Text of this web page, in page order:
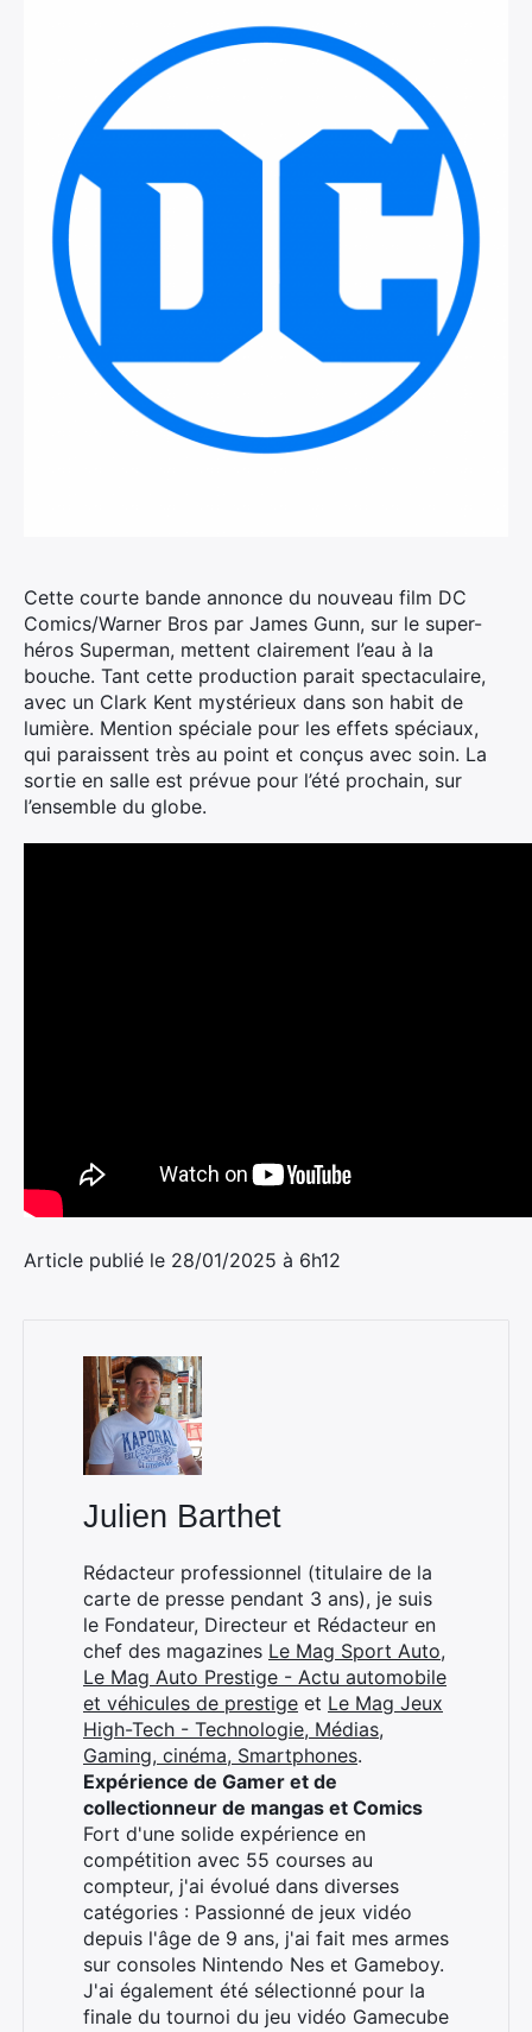
Cette courte bande annonce du nouveau film DC
Comics/Warner Bros par James Gunn, sur le super-
héros Superman, mettent clairement l’eau à la
bouche. Tant cette production parait spectaculaire,
avec un Clark Kent mystérieux dans son habit de
lumière. Mention spéciale pour les effets spéciaux,
qui paraissent très au point et conçus avec soin. La
sortie en salle est prévue pour l’été prochain, sur
l’ensemble du globe.
Article publié le 28/01/2025 à 6h12
Julien Barthet
Rédacteur professionnel (titulaire de la
carte de presse pendant 3 ans), je suis
le Fondateur, Directeur et Rédacteur en
chef des magazines Le Mag Sport Auto,
Le Mag Auto Prestige - Actu automobile
et véhicules de prestige et Le Mag Jeux
High-Tech - Technologie, Médias,
Gaming, cinéma, Smartphones.
Expérience de Gamer et de
collectionneur de mangas et Comics
Fort d'une solide expérience en
compétition avec 55 courses au
compteur, j'ai évolué dans diverses
catégories : Passionné de jeux vidéo
depuis l'âge de 9 ans, j'ai fait mes armes
sur consoles Nintendo Nes et Gameboy.
J'ai également été sélectionné pour la
finale du tournoi du jeu vidéo Gamecube